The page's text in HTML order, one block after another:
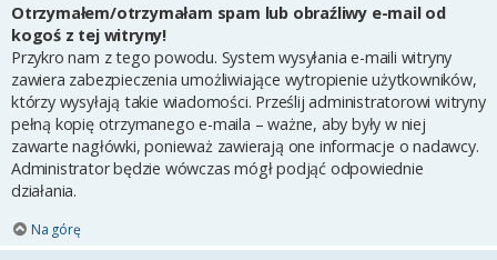
Otrzymałem/otrzymałam spam lub obraźliwy e-mail od
kogoś z tej witryny!
Przykro nam z tego powodu. System wysyłania e-maili witryny
zawiera zabezpieczenia umożliwiające wytropienie użytkowników,
którzy wysyłają takie wiadomości. Prześlij administratorowi witryny
pełną kopię otrzymanego e-maila – ważne, aby były w niej
zawarte nagłówki, ponieważ zawierają one informacje o nadawcy.
Administrator będzie wówczas mógł podjąć odpowiednie
działania.
Na górę